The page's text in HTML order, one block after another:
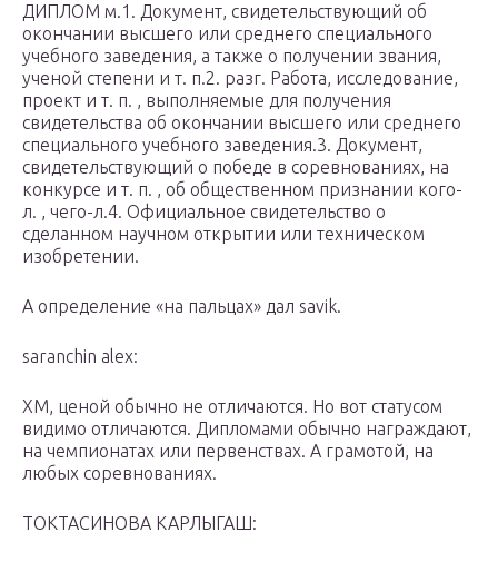
ДИПЛОМ м.1. Документ, свидетельствующий об
окончании высшего или среднего специального
учебного заведения, а также о получении звания,
ученой степени и т. п.2. разг. Работа, исследование,
проект и т. п. , выполняемые для получения
свидетельства об окончании высшего или среднего
специального учебного заведения.3. Документ,
свидетельствующий о победе в соревнованиях, на
конкурсе и т. п. , об общественном признании кого-
л. , чего-л.4. Официальное свидетельство о
сделанном научном открытии или техническом
изобретении.
А определение «на пальцах» дал savik.
saranchin alex:
ХМ, ценой обычно не отличаются. Но вот статусом
видимо отличаются. Дипломами обычно награждают,
на чемпионатах или первенствах. А грамотой, на
любых соревнованиях.
ТОКТАСИНОВА КАРЛЫГАШ: